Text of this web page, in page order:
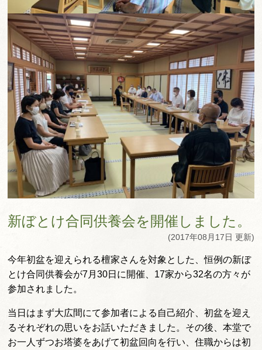
新ぼとけ合同供養会を開催しました。
(2017年08月17日 更新)
今年初盆を迎えられる檀家さんを対象とした、恒例の新ぼ
とけ合同供養会が7月30日に開催、17家から32名の方々が
参加されました。
当日はまず大広間にて参加者による自己紹介、初盆を迎え
るそれぞれの思いをお話いただきました。その後、本堂で
お一人ずつお塔婆をあげて初盆回向を行い、住職からは初